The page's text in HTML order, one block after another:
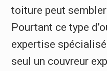
toiture peut
Pourtant ce type
expertise
seul un couvreur